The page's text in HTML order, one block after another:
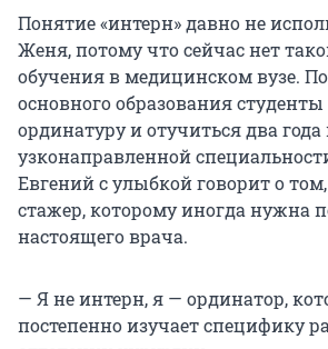
Понятие «интерн» давно не
Женя, потому что сейчас нет
обучения в медицинском вузе.
основного образования
ординатуру и отучиться два года
узконаправленной
Евгений с улыбкой говорит о
стажер, которому иногда нужна
настоящего врача.
— Я не интерн, я — ординатор,
постепенно изучает специфику